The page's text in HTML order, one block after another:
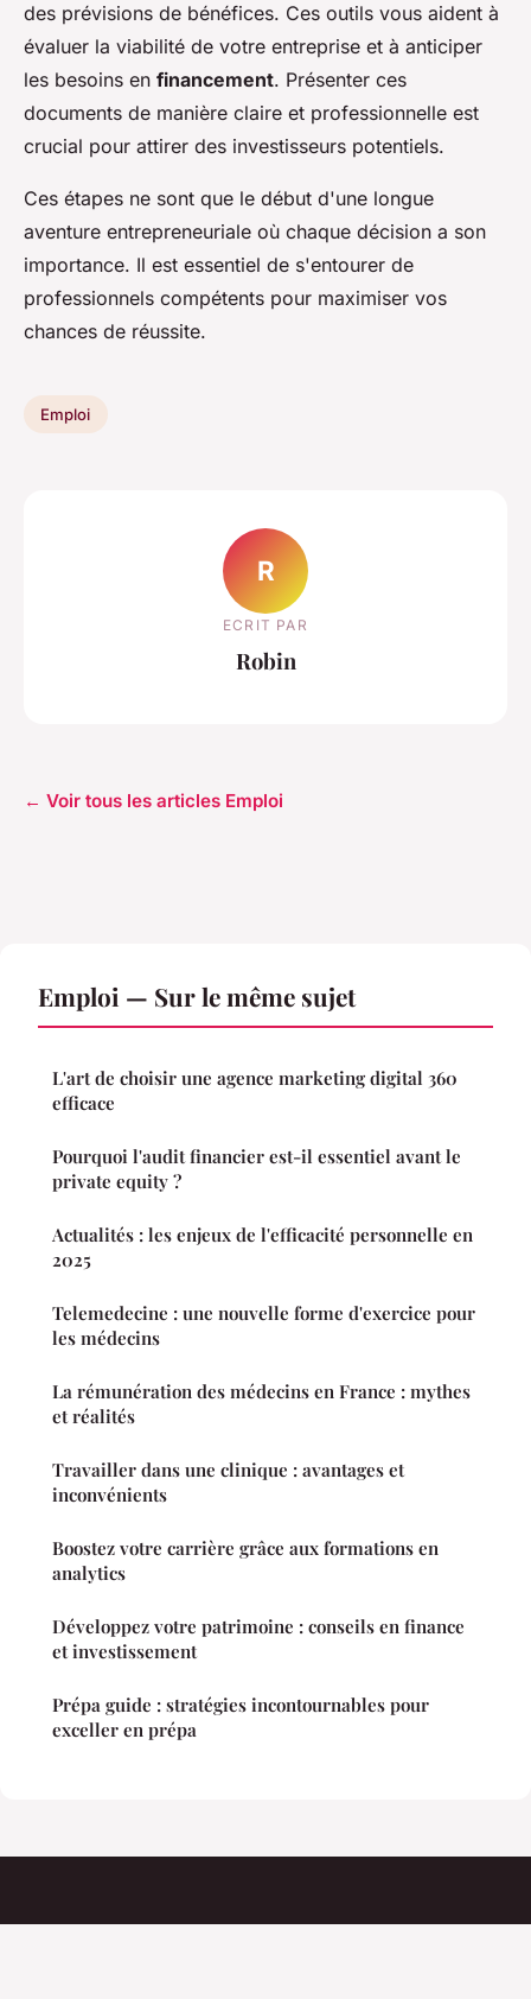
des prévisions de bénéfices. Ces outils vous aident à
évaluer la viabilité de votre entreprise et à anticiper
les besoins en financement. Présenter ces
documents de manière claire et professionnelle est
crucial pour attirer des investisseurs potentiels.
Ces étapes ne sont que le début d'une longue
aventure entrepreneuriale où chaque décision a son
importance. Il est essentiel de s'entourer de
professionnels compétents pour maximiser vos
chances de réussite.
Emploi
R
ECRIT PAR
Robin
← Voir tous les articles Emploi
Emploi — Sur le même sujet
L'art de choisir une agence marketing digital 360
efficace
Pourquoi l'audit financier est-il essentiel avant le
private equity ?
Actualités : les enjeux de l'efficacité personnelle en
2025
Telemedecine : une nouvelle forme d'exercice pour
les médecins
La rémunération des médecins en France : mythes
et réalités
Travailler dans une clinique : avantages et
inconvénients
Boostez votre carrière grâce aux formations en
analytics
Développez votre patrimoine : conseils en finance
et investissement
Prépa guide : stratégies incontournables pour
exceller en prépa
Lesbijouxenacier